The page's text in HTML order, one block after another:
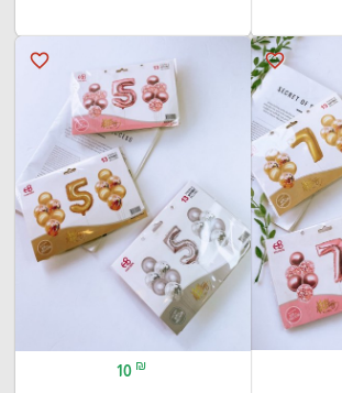
favorite_border
favorite_border
10 ₪